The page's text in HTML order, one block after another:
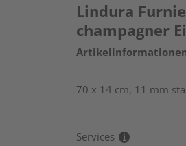
Lindura
champagner
70 x 14 cm, 11 mm
Services